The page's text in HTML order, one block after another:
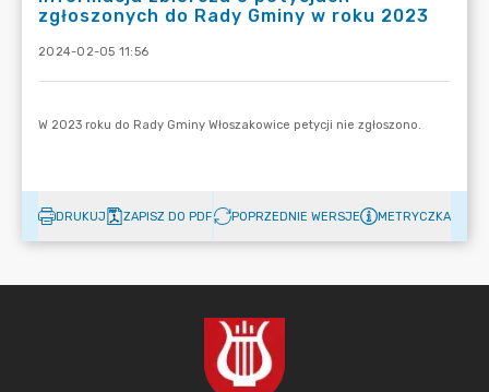
zgłoszonych do Rady Gminy w roku 2023
2024-02-05 11:56
DRUKUJ ZAPISZ DO PDF POPRZEDNIE WERSJE METRYCZKA